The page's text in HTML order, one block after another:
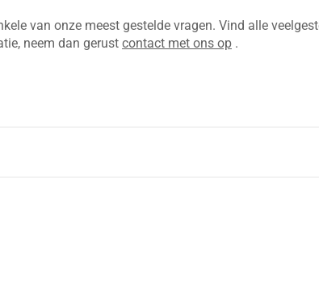
van onze meest gestelde vragen. Vind alle
neem dan gerust contact met ons op .